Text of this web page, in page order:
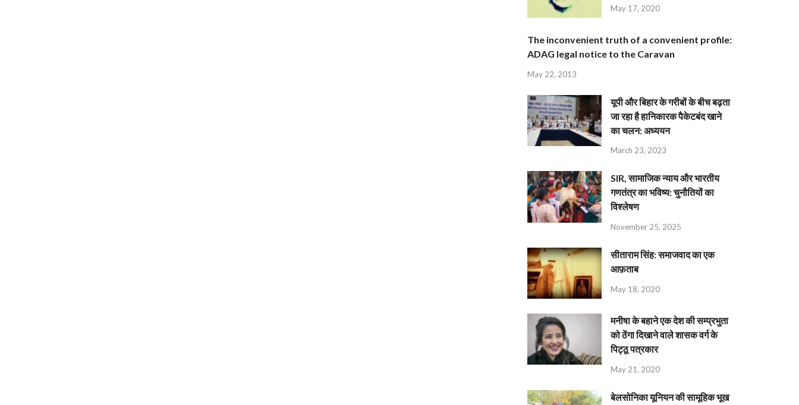
May 17, 2020
The inconvenient truth of a convenient profile:
ADAG legal notice to the Caravan
May 22, 2013
यूपी और बिहार के गरीबों के बीच बढ़ता
जा रहा है हानिकारक पैकेटबंद खाने
का चलन: अध्ययन
March 23, 2023
SIR, सामाजिक न्याय और भारतीय
गणतंत्र का भविष्य: चुनौतियों का
विश्लेषण
November 25, 2025
सीताराम सिंह: समाजवाद का एक
आफ़ताब
May 18, 2020
मनीषा के बहाने एक देश की सम्प्रभुता
को ठेंगा दिखाने वाले शासक वर्ग के
पिट्ठू पत्रकार
May 21, 2020
बेलसोनिका यूनियन की सामूहिक भूख